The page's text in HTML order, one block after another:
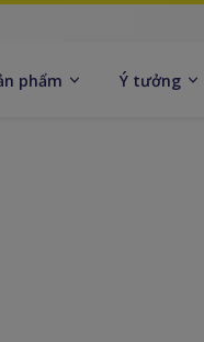
phẩm Ý tưởng